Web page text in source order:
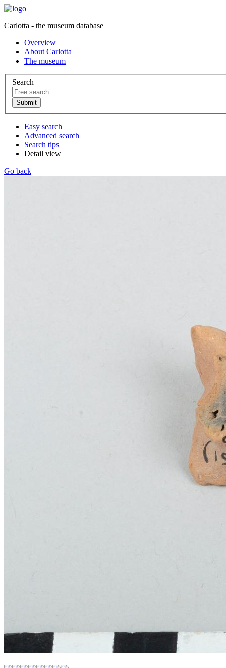
Carlotta - the museum database
Overview
About Carlotta
The museum
Search
Easy search
Advanced search
Search tips
Detail view
Go back